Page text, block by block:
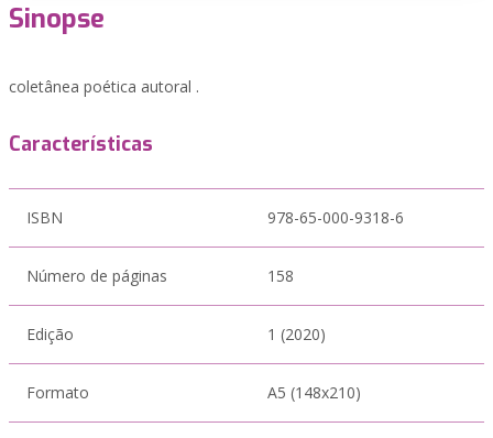
Sinopse
coletânea poética autoral .
Características
ISBN 978-65-000-9318-6
Número de páginas 158
Edição 1 (2020)
Formato A5 (148x210)